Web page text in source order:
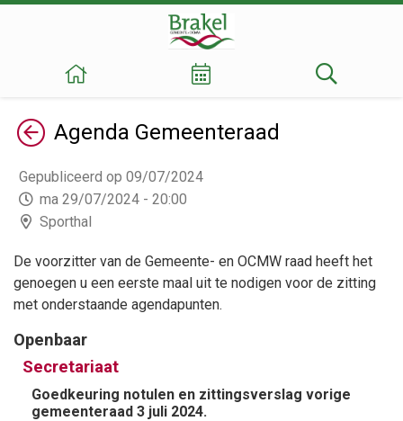
TerugAgenda Gemeenteraad
Gepubliceerd op 09/07/2024
ma 29/07/2024 - 20:00
Sporthal
De voorzitter van de Gemeente- en OCMW raad heeft het
genoegen u een eerste maal uit te nodigen voor de zitting
met onderstaande agendapunten.
Openbaar
Secretariaat
Goedkeuring notulen en zittingsverslag vorige
gemeenteraad 3 juli 2024.